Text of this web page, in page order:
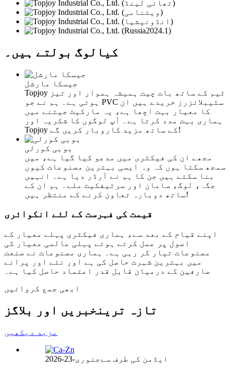
کیا لوگ بولتے ہیں۔
جیسکا مارشل
Topjoy ٹیم کے ساتھ بات چیت ہمیشہ ہموار اور تیز
ہوتی ہے۔ ہم نے جو PVC سٹیبلائزرز خریدے ہیں ان
کا معیار بہت اچھا ہے، یہ مارکیٹ جیتنے میں
ہماری بہت مدد کرتا ہے۔ آپ لوگوں کا شکریہ اور
Topjoy کے ساتھ مزید کاروبار کریں گے!
بوبی کورلی
مجھے ان کی فیکٹری میں مدعو کیا گیا ہے، میں
سمجھ سکتا ہوں کہ وہ ایسی بہترین مصنوعات کیوں
بنا سکتے ہیں جن کا ہم نے آرڈر دیا ہے۔ انہیں
جگہ، لوگ، سامان اور سرٹیفکیٹ ملے۔ ہم ان کے
ساتھ دوبارہ تعاون کرنے کے منتظر ہیں!
قیمت کی فہرست کے لئے انکوائری
اپنے قیام کے بعد سے، ہماری فیکٹری پہلے معیار کے
اصول پر عمل کرتے ہوئے پہلی عالمی معیار کی
مصنوعات تیار کر رہی ہے۔ ہماری مصنوعات نے صنعت
میں بہترین شہرت حاصل کی ہے اور نئے اور پرانے
صارفین کے درمیان قابل قدر اعتماد حاصل کیا ہے۔
ابھی جمع کروائیں
تازہ ترینخبریں اور بلاگز
مزید دیکھیں
ایڈمن کی طرف سےجنوری-23-2026